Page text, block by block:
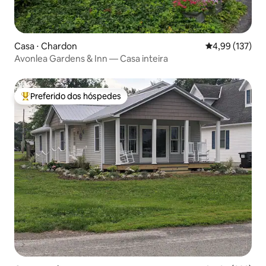
Casa ⋅ Chardon 4,99 de uma
4,99 (137)
Avonlea Gardens & Inn — Casa inteira
Entre os melhores preferidos dos hóspedes
Preferido dos hóspedes